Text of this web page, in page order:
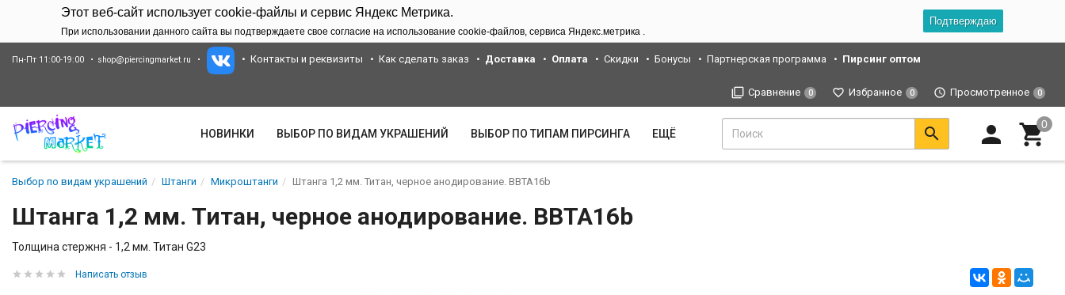
Этот веб-сайт использует cookie-файлы и сервис Яндекс Метрика.
При использовании данного сайта вы подтверждаете свое согласие на использование cookie-файлов, сервиса Яндекс.метрика .
Подтверждаю
Пн-Пт 11:00-19:00 shop@piercingmarket.ru Контакты и реквизиты Как сделать заказ Доставка Оплата Скидки Бонусы Партнерская программа Пирсинг оптом
Сравнение 0 Избранное 0 Просмотренное 0
НОВИНКИ ВЫБОР ПО ВИДАМ УКРАШЕНИЙ ВЫБОР ПО ТИПАМ ПИРСИНГА ЕЩЁ
Выбор по видам украшений Штанги Микроштанги Штанга 1,2 мм. Титан, черное анодирование. BBTA16b
Штанга 1,2 мм. Титан, черное анодирование. BBTA16b
Толщина стержня - 1,2 мм. Титан G23
Написать отзыв